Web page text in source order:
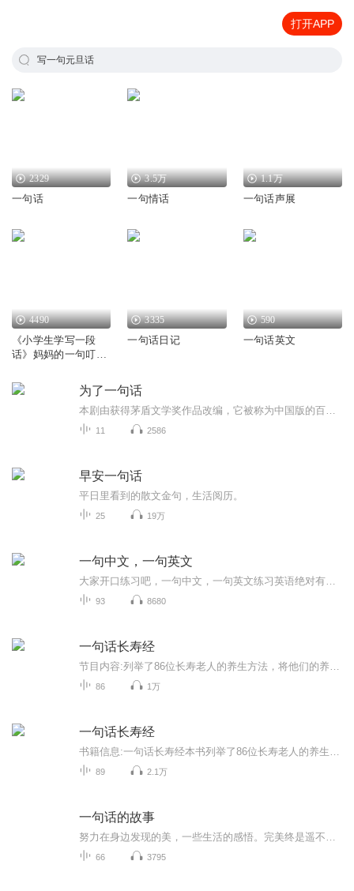
打开APP
写一句元旦话
2329
一句话
3.5万
一句情话
1.1万
一句话声展
4490
《小学生学写一段
话》妈妈的一句叮
醒，爸爸的一句教导
3335
一句话日记
590
一句话英文
为了一句话
11 2586
早安一句话
平日里看到的散文金句，生活阅历。
25 19万
一句中文，一句英文
93 8680
一句话长寿经
86 1万
一句话长寿经
89 2.1万
一句话的故事
66 3795